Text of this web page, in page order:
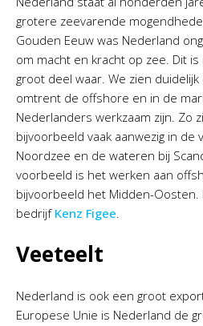
grotere zeevarende
Gouden Eeuw was Nederland
om macht en kracht op zee. Dit
groot deel waar. We zien
omtrent de offshore en in de
Nederlanders werkzaam zijn. Zo
bijvoorbeeld vaak aanwezig in de
Noordzee en de wateren bij
voorbeeld is het werken aan
bijvoorbeeld het Midden-
bedrijf Kenz Figee
Veeteelt
Nederland is ook een groot
Europese Unie is Nederland de